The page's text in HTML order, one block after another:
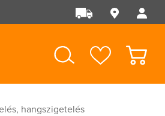
hangszigetelés